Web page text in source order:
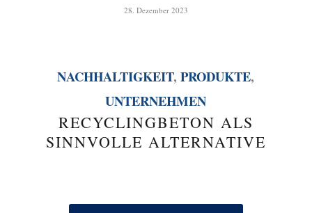
28. Dezember 2023
NACHHALTIGKEIT,PRODUKTE,
UNTERNEHMEN
RECYCLINGBETON ALS
SINNVOLLE ALTERNATIVE